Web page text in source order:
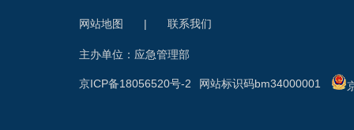
网站地图 | 联系我们
主办单位：应急管理部
网站标识码bm34000001
京ICP备18056520号-2